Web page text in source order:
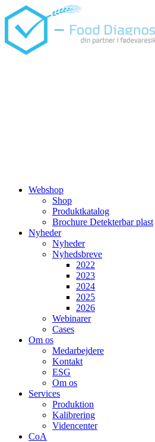
Videre
til
indhold
Webshop
Shop
Produktkatalog
Brochure Detekterbar plast
Nyheder
Nyheder
Nyhedsbreve
2022
2023
2024
2025
2026
Webinarer
Cases
Om os
Medarbejdere
Kontakt
ESG
Om os
Services
Produktion
Kalibrering
Videncenter
CoA